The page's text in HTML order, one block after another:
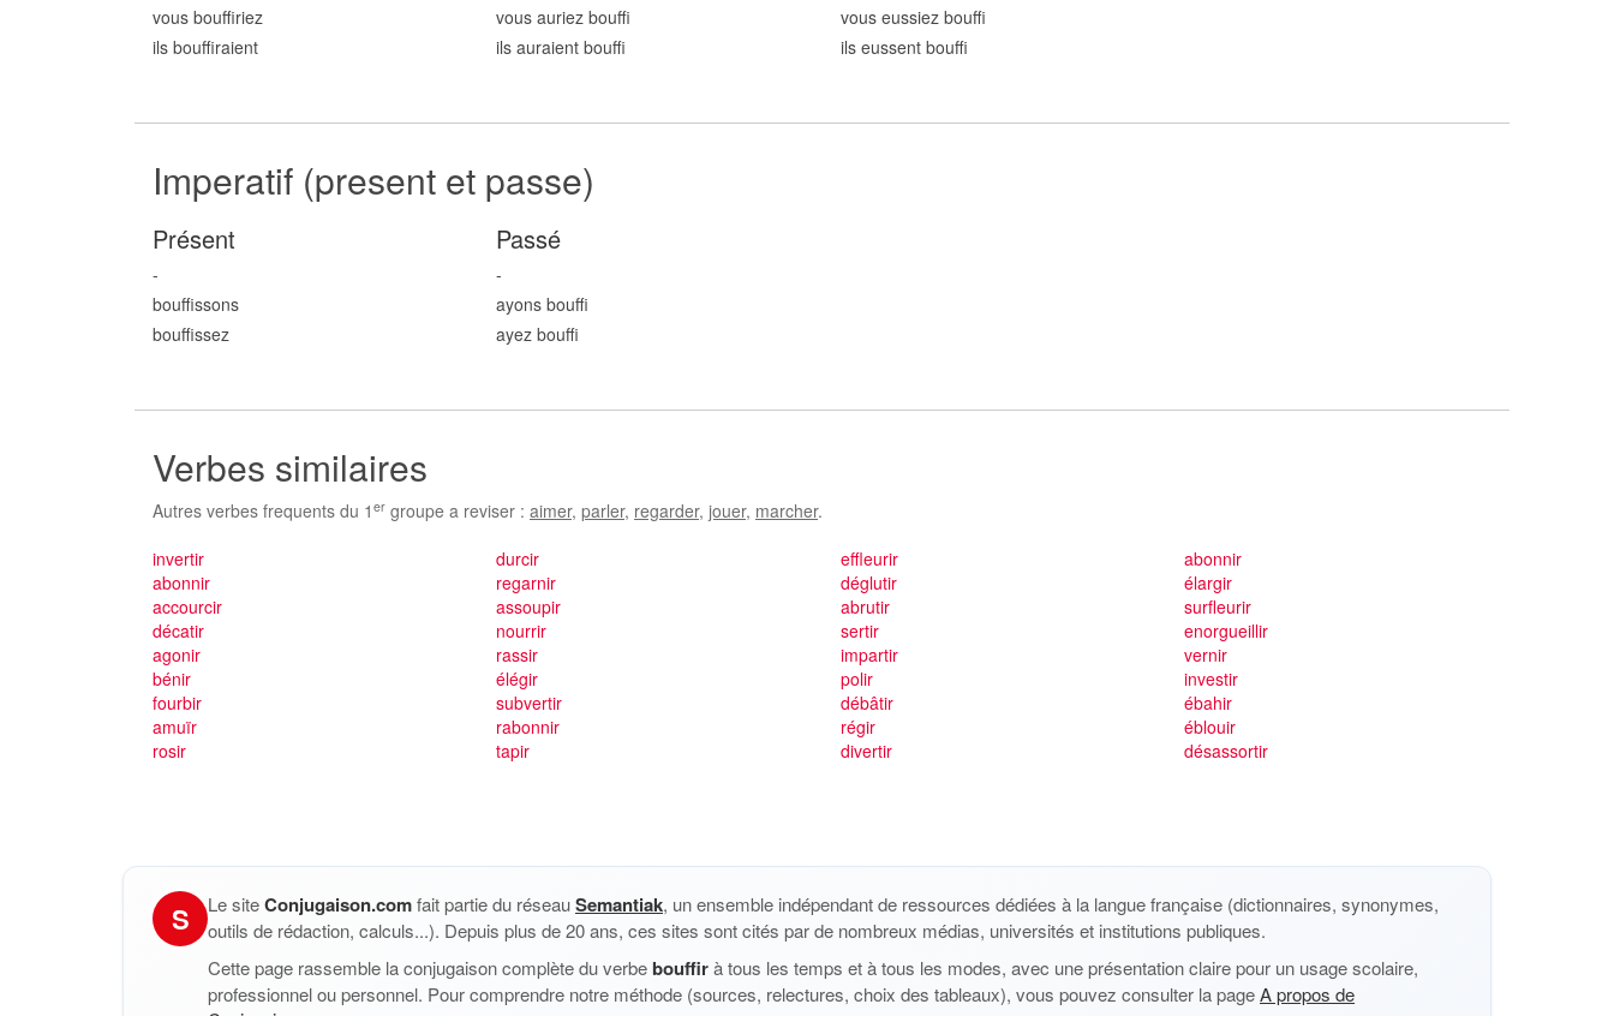
vous bouffiriez
ils bouffiraient
vous auriez bouff
ils auraient bouff
vous eussiez bouff
ils eussent bouff
Imperatif (present et passe)
Présent
-
bouffissons
bouffissez
Passé
-
ayons bouff
ayez bouff
Verbes similaires
Autres verbes frequents du 1 er groupe a reviser : aimer, parler, regarder, jouer, marcher.
invertir
abonnir
accourcir
décatir
agonir
bénir
fourbir
amuïr
rosir
durcir
regarnir
assoupir
nourrir
rassir
élégir
subvertir
rabonnir
tapir
effleurir
déglutir
abrutir
sertir
impartir
polir
débâtir
régir
divertir
abonnir
élargir
surfleurir
enorgueillir
vernir
investir
ébahir
éblouir
désassortir
S Le siteConjugaison.comfait partie du réseauSemantiak, un ensemble indépendant de ressources dédiées à la langue française (dictionnaires, synonymes,
outils de rédaction, calculs...). Depuis plus de 20 ans, ces sites sont cités par de nombreux médias, universités et institutions publiques.
Cette page rassemble la conjugaison complète du verbebouffirà tous les temps et à tous les modes, avec une présentation claire pour un usage scolaire,
professionnel ou personnel. Pour comprendre notre méthode (sources, relectures, choix des tableaux), vous pouvez consulter la pageA propos de